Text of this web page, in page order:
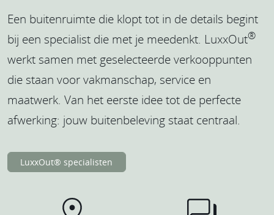
Een buitenruimte die klopt tot in de details begint
bij een specialist die met je meedenkt. LuxxOut®
werkt samen met geselecteerde verkooppunten
die staan voor vakmanschap, service en
maatwerk. Van het eerste idee tot de perfecte
afwerking: jouw buitenbeleving staat centraal.
LuxxOut® specialisten